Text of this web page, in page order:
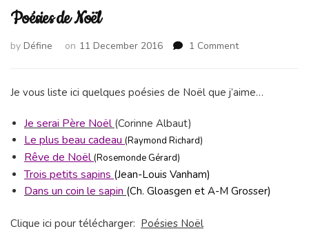
Poésies de Noël
by Défine on 11 December 2016 1 Commenton
Noël
Je vous liste ici quelques poésies de Noël que j’aime…
Je serai Père Noël (Corinne Albaut)
Le plus beau cadeau (Raymond Richard)
Rêve de Noël(Rosemonde Gérard)
Trois petits sapins (Jean-Louis Vanham)
Dans un coin le sapin (Ch. Gloasgen et A-M Grosser)
Clique ici pour télécharger: Poésies Noël